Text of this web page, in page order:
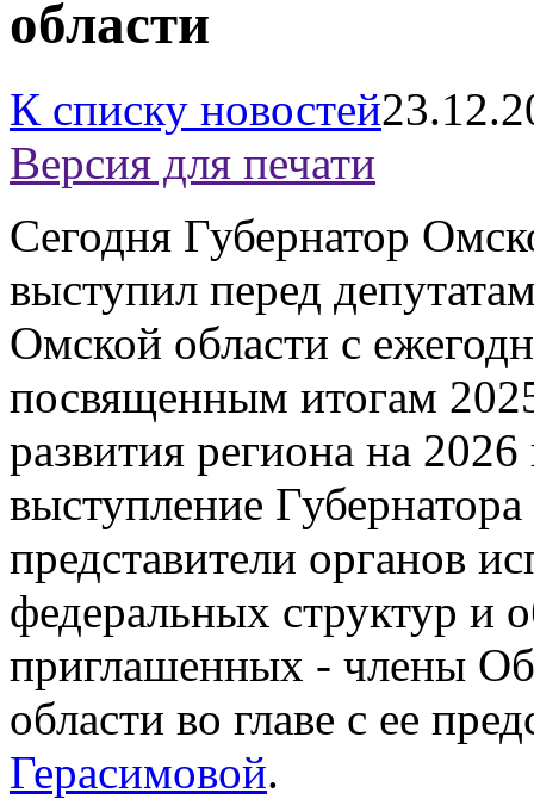
области
К списку новостей
Версия для печати
Сегодня Губернатор
выступил перед
Омской области с
посвященным итогам
развития региона на
выступление
представители органов
федеральных структур и
приглашенных - члены
области во главе с ее
Герасимовой.